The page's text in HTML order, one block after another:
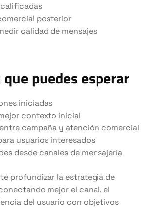
posterior
calidad de mensajes
puedes esperar
iniciadas
contexto inicial
campaña y atención comercial
usuarios interesados
desde canales de mensajería
profundizar la estrategia de
mejor el canal, el
del usuario con objetivos